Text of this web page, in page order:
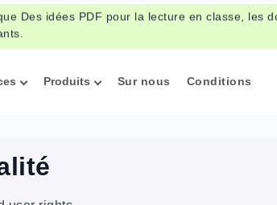
Des idées PDF pour la lecture en classe, les
Produits Sur nous Conditions